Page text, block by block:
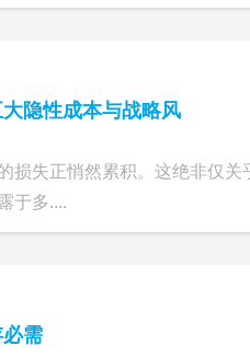
隐性成本与战略风
损失正悄然累积。这绝非仅
于多....
需